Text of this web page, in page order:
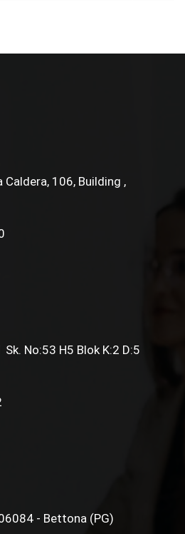
Caldera, 106, Building ,
No:53 H5 Blok K:2 D:5
- Bettona (PG)